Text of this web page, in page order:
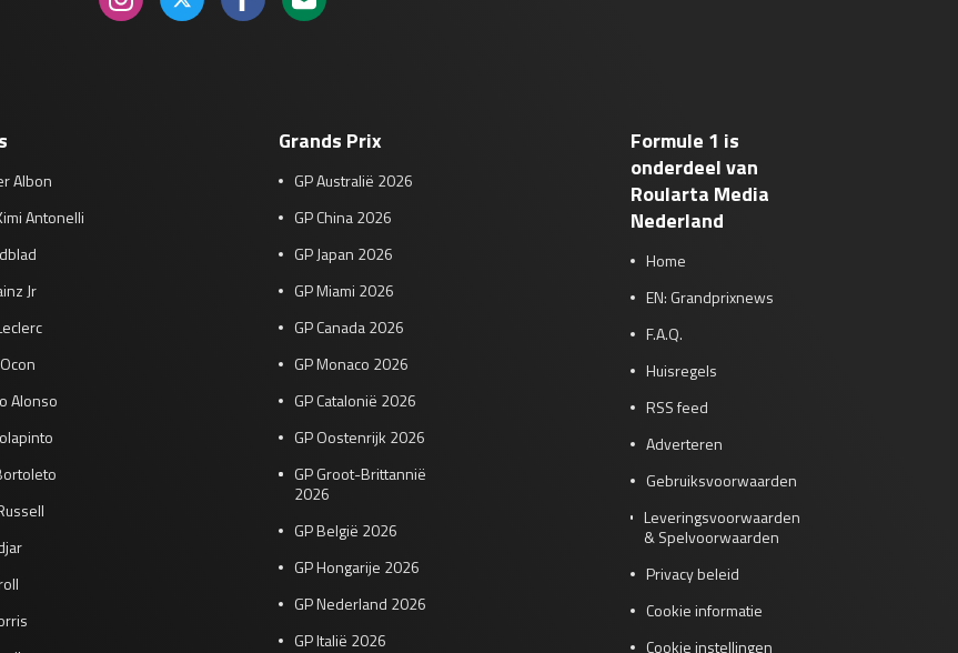
Albon
Antonelli
Jr
Alonso
Grands Prix
GP Australië 2026
GP China 2026
GP Japan 2026
GP Miami 2026
GP Canada 2026
GP Monaco 2026
GP Catalonië 2026
GP Oostenrijk 2026
GP Groot-Brittannië
2026
GP België 2026
GP Hongarije 2026
GP Nederland 2026
GP Italië 2026
Formule 1 is
onderdeel van
Roularta Media
Nederland
Home
EN: Grandprixnews
F.A.Q.
Huisregels
RSS feed
Adverteren
Gebruiksvoorwaarden
Leveringsvoorwaarden
& Spelvoorwaarden
Privacy beleid
Cookie informatie
Cookie instellingen